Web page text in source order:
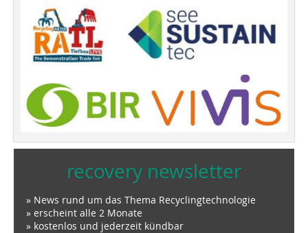
recovery newsletter
» News rund um das Thema Recyclingtechnologie
» erscheint alle 2 Monate
» kostenlos und jederzeit kündbar